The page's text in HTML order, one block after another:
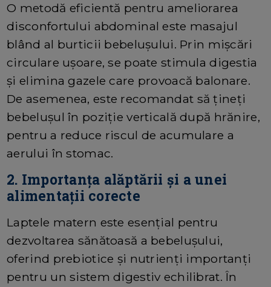
O metodă eficientă pentru ameliorarea
disconfortului abdominal este masajul
blând al burticii bebelușului. Prin mișcări
circulare ușoare, se poate stimula digestia
și elimina gazele care provoacă balonare.
De asemenea, este recomandat să țineți
bebelușul în poziție verticală după hrănire,
pentru a reduce riscul de acumulare a
aerului în stomac.
2. Importanța alăptării și a unei
alimentații corecte
Laptele matern este esențial pentru
dezvoltarea sănătoasă a bebelușului,
oferind prebiotice și nutrienți importanți
pentru un sistem digestiv echilibrat. În